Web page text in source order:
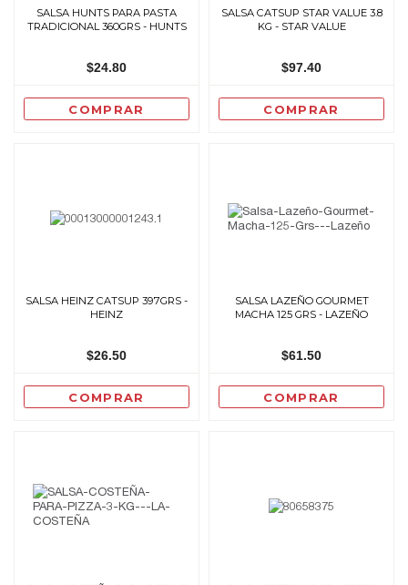
SALSA HUNTS PARA PASTA
TRADICIONAL 360GRS - HUNTS
$24.80
COMPRAR
SALSA CATSUP STAR VALUE 3.8
KG - STAR VALUE
$97.40
COMPRAR
SALSA HEINZ CATSUP 397GRS -
HEINZ
$26.50
COMPRAR
SALSA LAZEÑO GOURMET
MACHA 125 GRS - LAZEÑO
$61.50
COMPRAR